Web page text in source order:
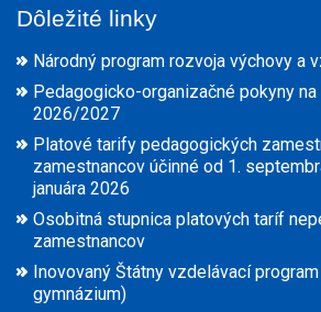
Dôležité linky
Národný program rozvoja výchovy a
Pedagogicko-organizačné pokyny
2026/2027
Platové tarify pedagogických
zamestnancov účinné od 1.
januára 2026
Osobitná stupnica platových taríf
zamestnancov
Inovovaný Štátny vzdelávací
gymnázium)